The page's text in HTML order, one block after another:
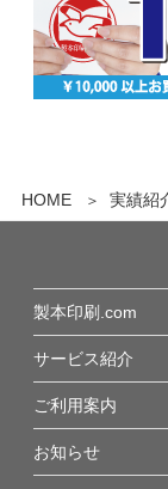
HOME 実績紹
製本印刷.com
サービス紹介
ご利用案内
お知らせ